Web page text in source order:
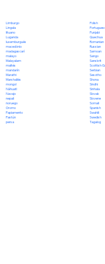
Limburgo
Lingala
lituano
Luganda
luxemburgués
macedónio
madagascarí
malayo
Malayalam
maltés
mandarín
Marathi
Marshallés
mongol
Náhuatl
Navajo
nepalí
noruego
Oromo
Papiamento
Pastún
persa
Polish
Punjabi
Quechua
Romanian
Russian
Samoan
Sango
Sanskrit
Scottish
Serbian
Sesotho
Shona
Sindhi
Sinhala
Slovak
Slovene
Somali
Spanish
Swahili
Swedish
Tagalog